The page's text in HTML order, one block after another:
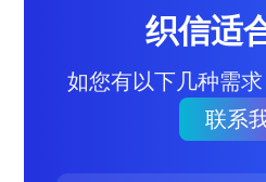
织信适
如您有以下几种需
联系